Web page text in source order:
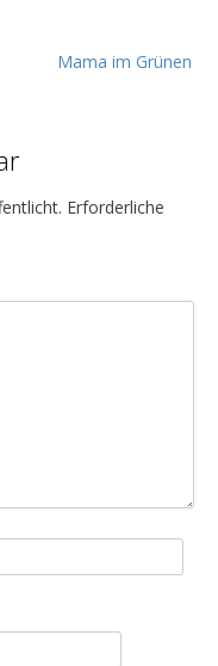
Mama im Grünen
Erforderliche